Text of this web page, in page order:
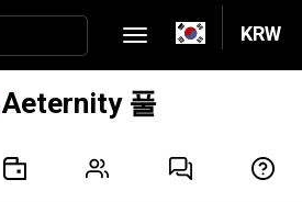
KRW
Aeternity 풀